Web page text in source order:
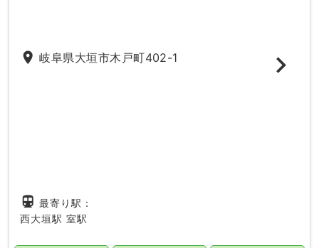
place 岐阜県大垣市木戸町402-1
directions_subway 最寄り駅：
西大垣駅 室駅